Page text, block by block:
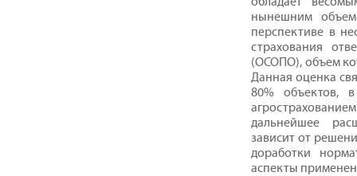
нынешним
перспективе в
страхования
(ОСОПО), объем
Данная оценка
80% объектов,
дальнейшее
зависит от
доработки
аспекты